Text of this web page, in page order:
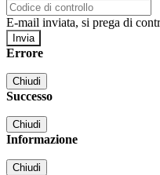
E-mail inviata, si prega di
Errore
Chiudi
Successo
Chiudi
Informazione
Chiudi